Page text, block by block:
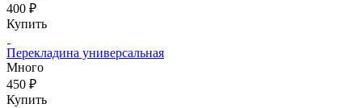
400 ₽
Купить
Перекладина универсальная
Много
450 ₽
Купить